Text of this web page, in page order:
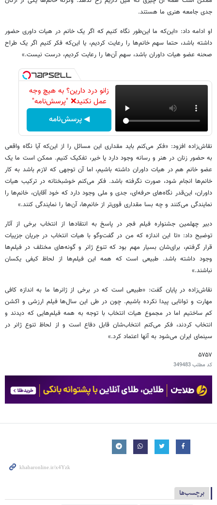
جدی جامعه هنری ما هستند.
او ادامه داد: «این‌که ما این‌طور نگاه کنیم که اگر یک خانم در هیات داوری حضور
داشته باشد، حتما سهم خانم‌ها را رعایت کردیم، یا این‌که فکر کنیم اگر یک طراح
صحنه عضو هیات داوران باشد، سهم آن‌ها را رعایت کردیم، درست نیست.»
زانو درد دارین؟ به هیچ وجه
عمل نکنید❌ "پرسش‌نامه"
◀ پرسش‌نامه
نقاش‌زاده افزود: «فکر می‌کنم باید مقداری این مسائل را از این‌که آیا نگاه واقعی
به حضور زنان در هنر و رسانه وجود دارد یا خیر، تفکیک کنیم. ممکن است ما یک
عضو خانم هم در هیات داوران داشته باشیم، اما آن توجهی که لازم باشد به کار
خانم‌ها انجام شود، صورت نگرفته باشد. فکر می‌کنم خوشبختانه در ترکیب هیات
داوران، این‌قدر نگاه‌های حرفه‌ای، جدی و ملی وجود دارد که خود آقایان، خانم‌ها را
نمایندگی می‌کنند و چه بسا مقداری قوی‌تر از خانم‌ها، آن‌ها را نمایندگی کنند.»
دبیر چهلمین جشنواره فیلم فجر در پاسخ به انتقادها از انتخاب برخی از آثار
توضیح داد: «تا این اندازه که من در گفت‌وگو با هیات انتخاب در جریان جزییات
قرار گرفتم، برای‌شان بسیار مهم بود که تنوع ژانر و گونه‌های مختلف در فیلم‌ها
وجود داشته باشد. طبیعی است که همه این فیلم‌ها از لحاظ کیفی یکسان
نباشند.»
نقاش‌زاده در پایان گفت: «طبیعی است که در برخی از ژانرها ما به اندازه کافی
مهارت و توانایی پیدا نکرده باشیم. چون در طی این سال‌ها فیلم ارزشی و اکشن
کم ساختیم اما در مجموع هیات انتخاب با توجه به همه فیلم‌هایی که دیدند و
انتخاب کردند، فکر می‌کنم انتخاب‌شان قابل دفاع است و از لحاظ تنوع ژانر در
سینمای ایران می‌شود به آنها اعتماد کرد.»
۵۷۵۷
کد مطلب349483
برچسب‌ها